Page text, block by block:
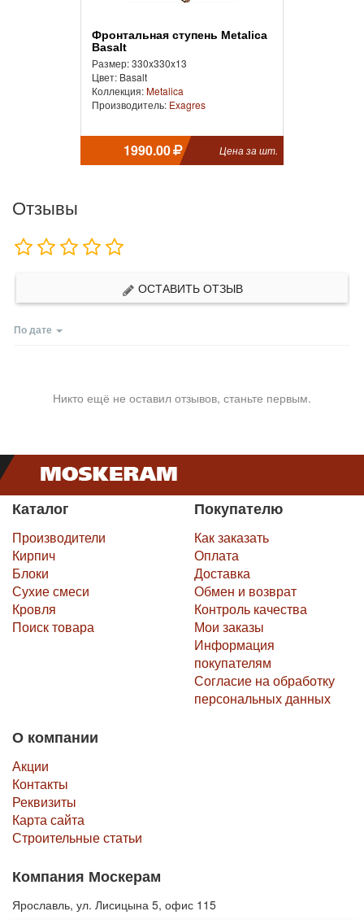
Фронтальная ступень Metalica
Basalt
Размер: 330x330x13
Цвет: Basalt
Коллекция:Metalica
Производитель: Exagres
1990.00 Цена за шт.
Отзывы
ОСТАВИТЬ ОТЗЫВ
По дате
Никто ещё не оставил отзывов, станьте первым.
Каталог
Производители
Кирпич
Блоки
Сухие смеси
Кровля
Поиск товара
Покупателю
Как заказать
Оплата
Доставка
Обмен и возврат
Контроль качества
Мои заказы
Информация
покупателям
Согласие на обработку
персональных данных
О компании
Акции
Контакты
Реквизиты
Карта сайта
Строительные статьи
Компания Москерам
Ярославль, ул. Лисицына 5, офис 115